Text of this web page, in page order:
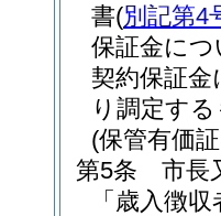
書(別記第4
保証金に
契約保証
り調定す
(保管有価
第5条
市長
「歳入徴